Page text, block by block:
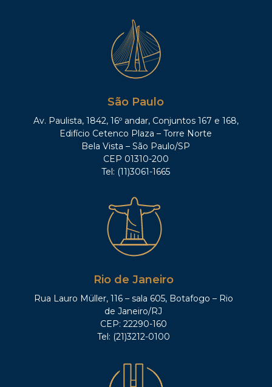
São Paulo
Av. Paulista, 1842, 16º andar, Conjuntos 167 e 168,
Edifício Cetenco Plaza – Torre Norte
Bela Vista – São Paulo/SP
CEP 01310-200
Tel: (11)3061-1665
Rio de Janeiro
Rua Lauro Müller, 116 – sala 605, Botafogo – Rio
de Janeiro/RJ
CEP: 22290-160
Tel: (21)3212-0100